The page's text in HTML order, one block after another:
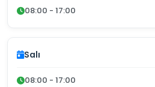
08:00 - 17:00
Salı
08:00 - 17:00